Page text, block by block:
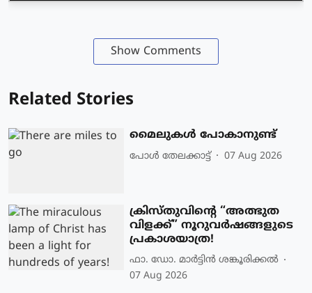
Show Comments
Related Stories
മൈലുകൾ പോകാനുണ്ട്
പോള്‍ തേലക്കാട്ട്‌ 07 Aug 2026
ക്രിസ്തുവിന്റെ “അത്ഭുത
വിളക്ക്” നൂറുവർഷങ്ങളുടെ
പ്രകാശയാത്ര!
ഫാ. ഡോ. മാര്‍ട്ടിന്‍ ശങ്കൂരിക്കല്‍
07 Aug 2026